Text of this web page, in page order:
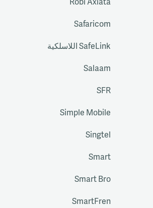
Robi Axiata
Safaricom
SafeLink اللاسلكية
Salaam
SFR
Simple Mobile
Singtel
Smart
Smart Bro
SmartFren